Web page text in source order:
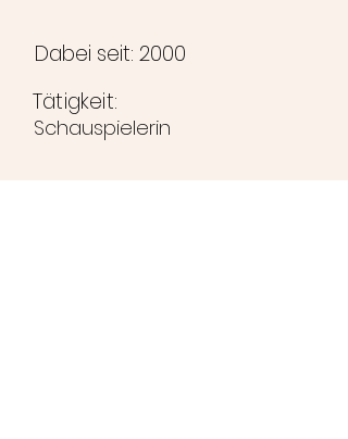
Dabei seit: 2000
Tätigkeit:
Schauspielerin